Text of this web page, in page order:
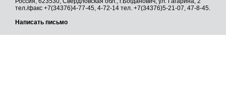
тел./факс +7(34376)4-77-45, 4-72-14 тел. +7(34376)5-21-07, 47-8-45.
Написать письмо